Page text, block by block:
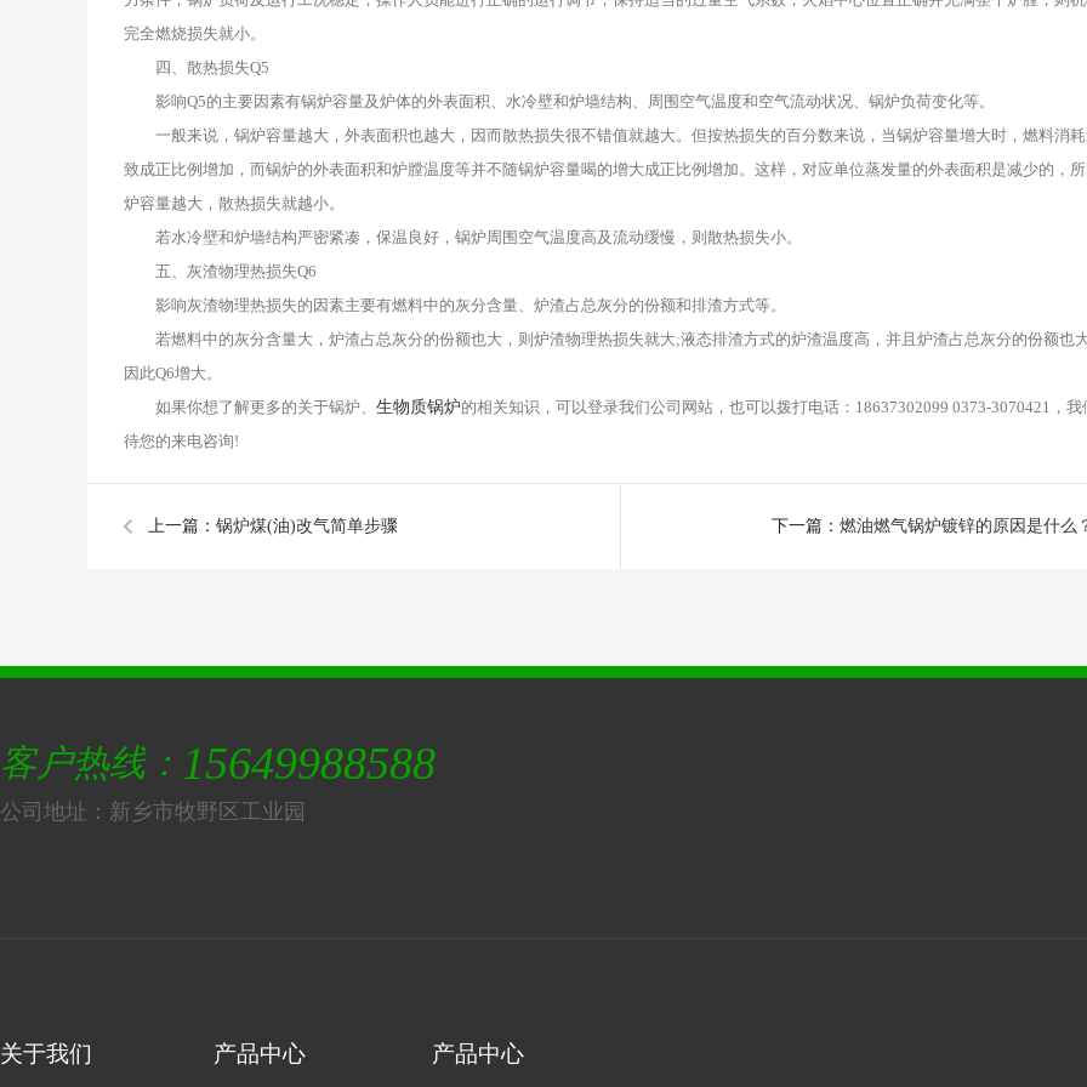
完全燃烧损失就小。
四、散热损失Q5
影响Q5的主要因素有锅炉容量及炉体的外表面积、水冷壁和炉墙结构、周围空气温度和空气流动状况、锅炉负荷变化等。
一般来说，锅炉容量越大，外表面积也越大，因而散热损失很不错值就越大。但按热损失的百分数来说，当锅炉容量增大时，燃料消
致成正比例增加，而锅炉的外表面积和炉膛温度等并不随锅炉容量喝的增大成正比例增加。这样，对应单位蒸发量的外表面积是减少的，
炉容量越大，散热损失就越小。
若水冷壁和炉墙结构严密紧凑，保温良好，锅炉周围空气温度高及流动缓慢，则散热损失小。
五、灰渣物理热损失Q6
影响灰渣物理热损失的因素主要有燃料中的灰分含量、炉渣占总灰分的份额和排渣方式等。
若燃料中的灰分含量大，炉渣占总灰分的份额也大，则炉渣物理热损失就大;液态排渣方式的炉渣温度高，并且炉渣占总灰分的份额也
因此Q6增大。
如果你想了解更多的关于锅炉、 生物质锅炉的相关知识，可以登录我们公司网站，也可以拨打电话：18637302099 0373-3070421，我
待您的来电咨询!
上一篇： 锅炉煤(油)改气简单步骤 下一篇： 燃油燃气锅炉镀锌的原因是什么
客户热线： 15649988588
公司地址：新乡市牧野区工业园
关于我们 产品中心 产品中心